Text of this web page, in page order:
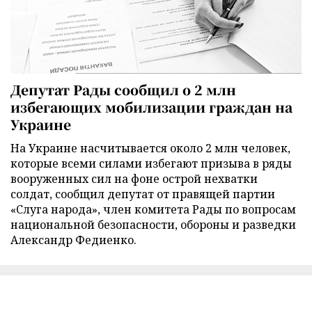
Депутат Рады сообщил о 2 млн
избегающих мобилизации граждан на
Украине
На Украине насчитывается около 2 млн человек,
которые всеми силами избегают призыва в ряды
вооруженных сил на фоне острой нехватки
солдат, сообщил депутат от правящей партии
«Слуга народа», член комитета Рады по вопросам
национальной безопасности, обороны и разведки
Александр Федиенко.